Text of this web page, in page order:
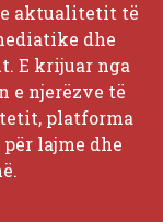
aktualitetit të
dhe
E krijuar nga
e njerëzve të
platforma
lajme dhe